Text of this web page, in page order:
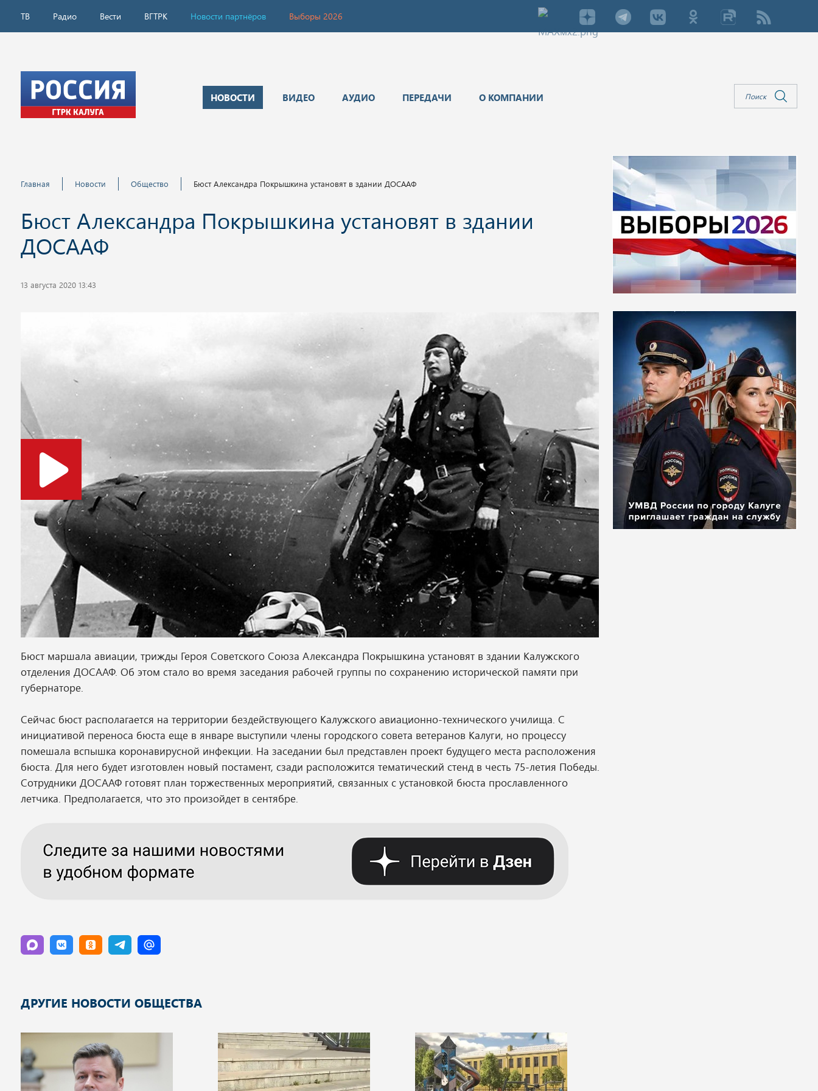
ТВ Радио Вести ВГТРК Новости партнёров Выборы 2026
НОВОСТИ ВИДЕО АУДИО ПЕРЕДАЧИ О КОМПАНИИ
Главная Новости Общество Бюст Александра Покрышкина установят в здании ДОСААФ
Бюст Александра Покрышкина установят в здании
ДОСААФ
13 августа 2020 13:43
Бюст маршала авиации, трижды Героя Советского Союза Александра Покрышкина установят в здании Калужского
отделения ДОСААФ. Об этом стало во время заседания рабочей группы по сохранению исторической памяти при
губернаторе.
Сейчас бюст располагается на территории бездействующего Калужского авиационно-технического училища. С
инициативой переноса бюста еще в январе выступили члены городского совета ветеранов Калуги, но процессу
помешала вспышка коронавирусной инфекции. На заседании был представлен проект будущего места расположения
бюста. Для него будет изготовлен новый постамент, сзади расположится тематический стенд в честь 75-летия Победы.
Сотрудники ДОСААФ готовят план торжественных мероприятий, связанных с установкой бюста прославленного
летчика. Предполагается, что это произойдет в сентябре.
ДРУГИЕ НОВОСТИ ОБЩЕСТВА